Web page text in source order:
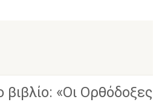
βιβλίο: «Οι Ορθόδοξες